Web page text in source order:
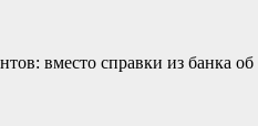
вместо справки из банка